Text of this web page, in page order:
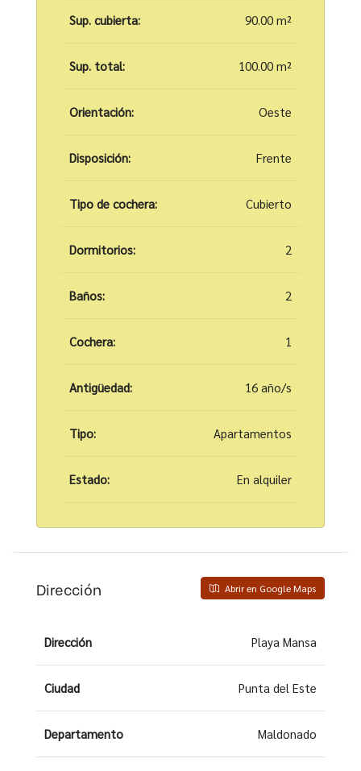
Sup. cubierta: 90.00 m²
Sup. total: 100.00 m²
Orientación: Oeste
Disposición: Frente
Tipo de cochera: Cubierto
Dormitorios: 2
Baños: 2
Cochera: 1
Antigüedad: 16 año/s
Tipo: Apartamentos
Estado: En alquiler
Dirección Abrir en Google Maps
Dirección Playa Mansa
Ciudad Punta del Este
Departamento Maldonado